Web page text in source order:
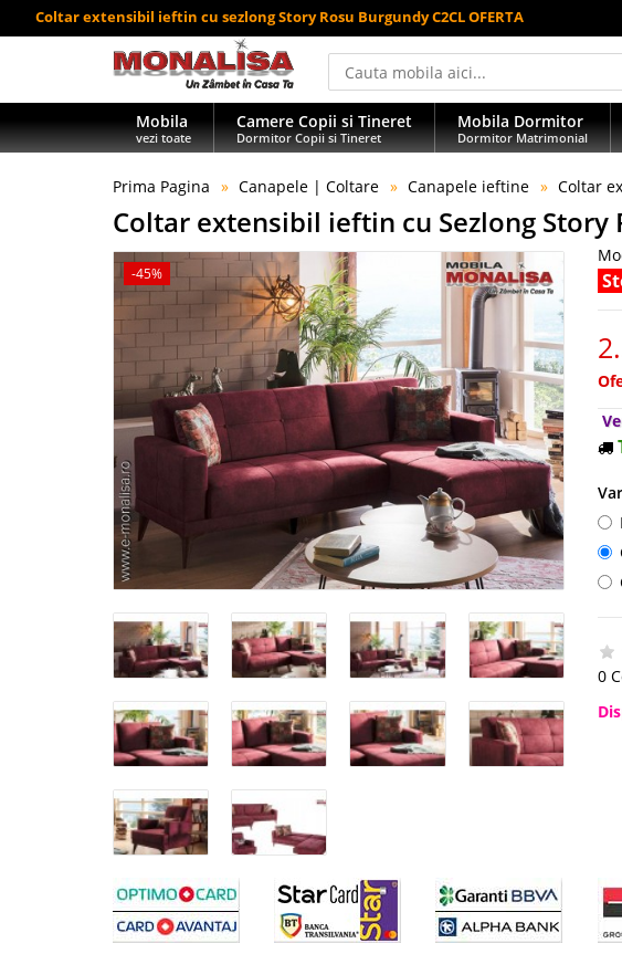
Coltar extensibil ieftin cu sezlong Story Rosu Burgundy C2CL OFERTA
Mobila
vezi toate
Camere Copii si Tineret
Dormitor Copii si Tineret
Mobila Dormitor
Dormitor Matrimonial
Prima Pagina Canapele | Coltare Canapele ieftine Coltar
Coltar extensibil ieftin cu Sezlong Story
-45%
0